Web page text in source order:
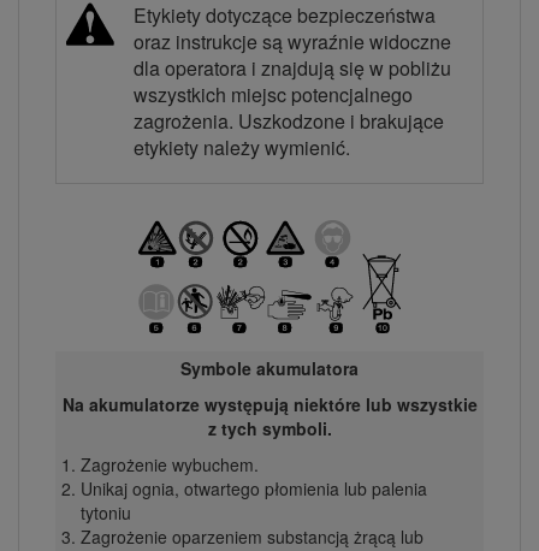
Etykiety dotyczące bezpieczeństwa
oraz instrukcje są wyraźnie widoczne
dla operatora i znajdują się w pobliżu
wszystkich miejsc potencjalnego
zagrożenia. Uszkodzone i brakujące
etykiety należy wymienić.
Symbole akumulatora
Na akumulatorze występują niektóre lub wszystkie
z tych symboli.
Zagrożenie wybuchem.
Unikaj ognia, otwartego płomienia lub palenia
tytoniu
Zagrożenie oparzeniem substancją żrącą lub